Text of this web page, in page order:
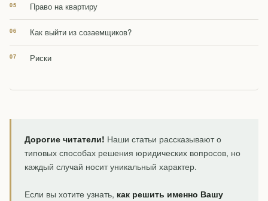
Право на квартиру
Как выйти из созаемщиков?
Риски
Дорогие читатели! Наши статьи рассказывают о
типовых способах решения юридических вопросов, но
каждый случай носит уникальный характер.
Если вы хотите узнать, как решить именно Вашу